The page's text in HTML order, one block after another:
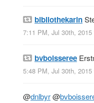
bibliothekarin
7:11 PM, Jul 30th, 2015
bvboisseree
5:48 PM, Jul 30th, 2015
@dnlbyr@